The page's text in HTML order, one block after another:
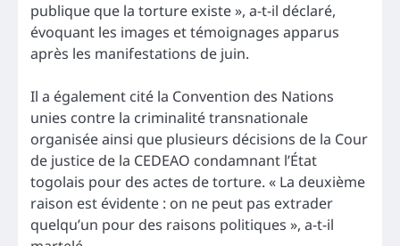
publique que la torture existe », a-t-il déclaré,
évoquant les images et témoignages apparus
après les manifestations de juin.
Il a également cité la Convention des Nations
unies contre la criminalité transnationale
organisée ainsi que plusieurs décisions de la Cour
de justice de la CEDEAO condamnant l’État
togolais pour des actes de torture. « La deuxième
raison est évidente : on ne peut pas extrader
quelqu’un pour des raisons politiques », a-t-il